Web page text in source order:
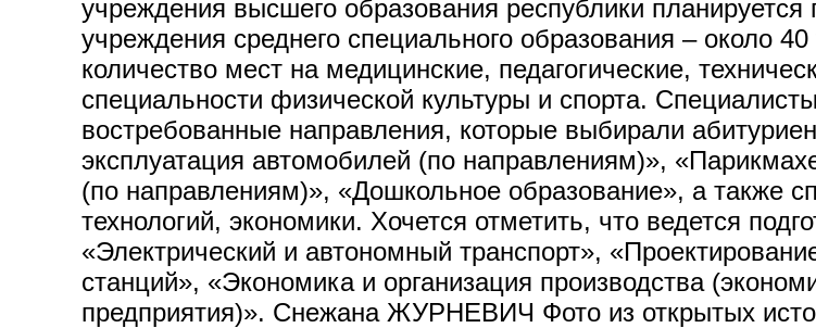
учреждения высшего образования республики
учреждения среднего специального образования – около
количество мест на медицинские, педагогические,
специальности физической культуры и спорта.
востребованные направления, которые выбирали
эксплуатация автомобилей (по направлениям)»,
(по направлениям)», «Дошкольное образование», а также
технологий, экономики. Хочется отметить, что ведется
«Электрический и автономный транспорт»,
станций», «Экономика и организация производства
предприятия)». Снежана ЖУРНЕВИЧ Фото из открытых